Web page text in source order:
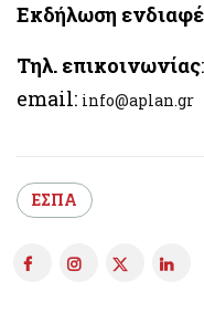
Εκδήλωση
Τηλ. επικοινωνίας
email: info@aplan.gr
ΕΣΠΑ